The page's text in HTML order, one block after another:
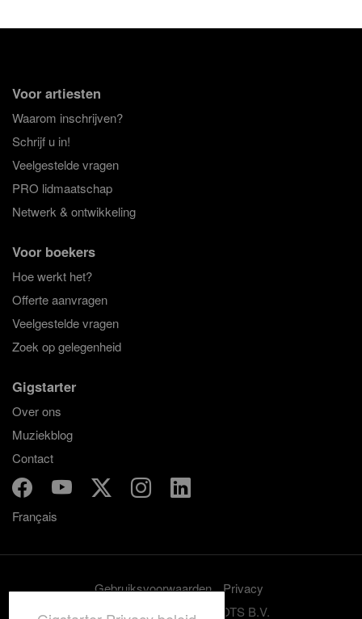
Voor artiesten
Waarom inschrijven?
Schrijf u in!
Veelgestelde vragen
PRO lidmaatschap
Netwerk & ontwikkeling
Voor boekers
Hoe werkt het?
Offerte aanvragen
Veelgestelde vragen
Zoek op gelegenheid
Gigstarter
Over ons
Muziekblog
Contact
Français
Gebruiksvoorwaarden
Privacy
© 2012-2026 GRASSROOTS B.V.